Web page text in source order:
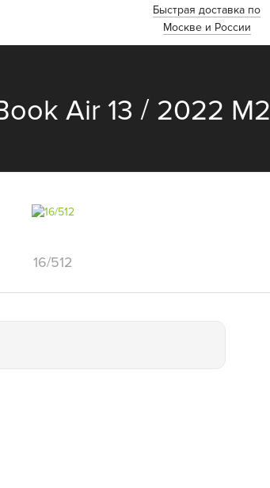
Быстрая доставка по
Москве и России
Air 13 / 2022 M2
16/512